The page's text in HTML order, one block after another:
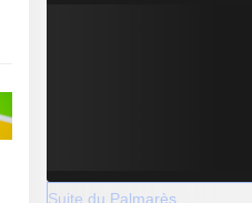
Suite du Palmarès